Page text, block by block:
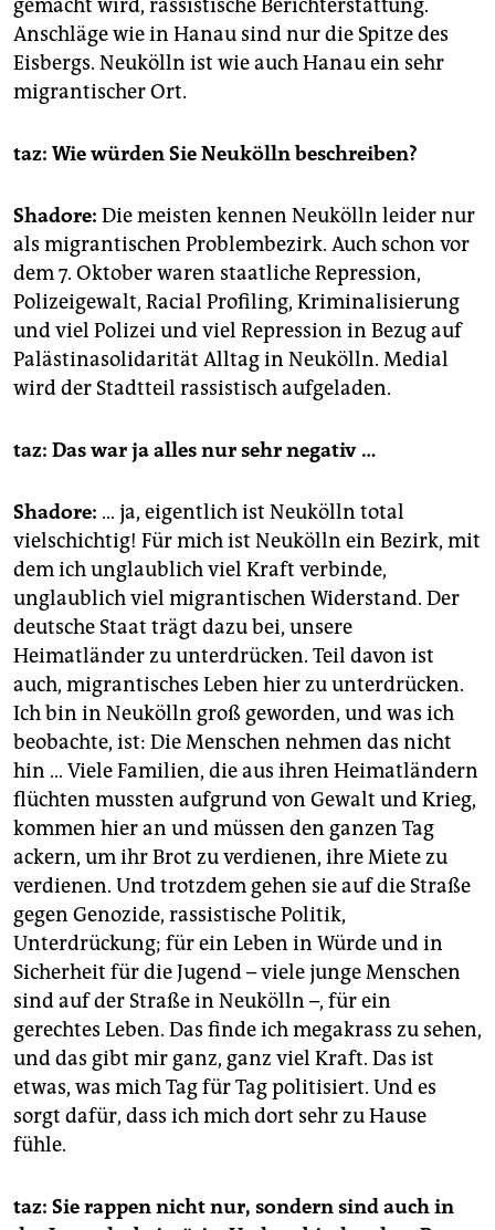
gemacht wird, rassistische Berichterstattung.
Anschläge wie in Hanau sind nur die Spitze des
Eisbergs. Neukölln ist wie auch Hanau ein sehr
migrantischer Ort.
taz: Wie würden Sie Neukölln beschreiben?
Shadore: Die meisten kennen Neukölln leider nur
als migrantischen Problembezirk. Auch schon vor
dem 7. Oktober waren staatliche Repression,
Polizeigewalt, Racial Profiling, Kriminalisierung
und viel Polizei und viel Repression in Bezug auf
Palästinasolidarität Alltag in Neukölln. Medial
wird der Stadtteil rassistisch aufgeladen.
taz: Das war ja alles nur sehr negativ …
Shadore: … ja, eigentlich ist Neukölln total
vielschichtig! Für mich ist Neukölln ein Bezirk, mit
dem ich unglaublich viel Kraft verbinde,
unglaublich viel migrantischen Widerstand. Der
deutsche Staat trägt dazu bei, unsere
Heimatländer zu unterdrücken. Teil davon ist
auch, migrantisches Leben hier zu unterdrücken.
Ich bin in Neukölln groß geworden, und was ich
beobachte, ist: Die Menschen nehmen das nicht
hin … Viele Familien, die aus ihren Heimatländern
flüchten mussten aufgrund von Gewalt und Krieg,
kommen hier an und müssen den ganzen Tag
ackern, um ihr Brot zu verdienen, ihre Miete zu
verdienen. Und trotzdem gehen sie auf die Straße
gegen Genozide, rassistische Politik,
Unterdrückung; für ein Leben in Würde und in
Sicherheit für die Jugend – viele junge Menschen
sind auf der Straße in Neukölln –, für ein
gerechtes Leben. Das finde ich megakrass zu sehen,
und das gibt mir ganz, ganz viel Kraft. Das ist
etwas, was mich Tag für Tag politisiert. Und es
sorgt dafür, dass ich mich dort sehr zu Hause
fühle.
taz: Sie rappen nicht nur, sondern sind auch in